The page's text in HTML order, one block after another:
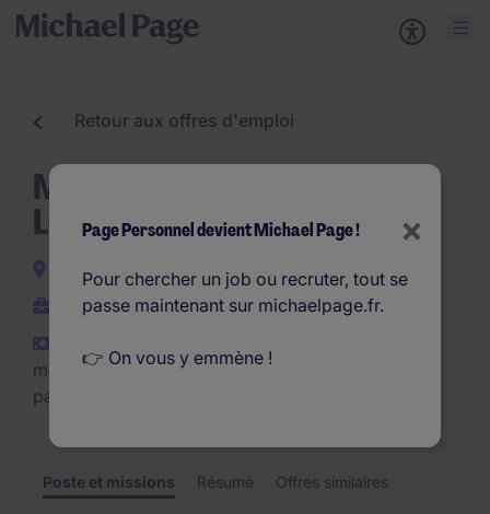
Retour aux offres d'emploi
Mécanicien Dépannage
Levage H/F
Vitrolles
Interim
mois (€26.400 - €30.000
par an)
Poste et missions Résumé Offres similaires
×
Page Personnel devient Michael Page !
Pour chercher un job ou recruter, tout se
passe maintenant sur michaelpage.fr.
👉 On vous y emmène !